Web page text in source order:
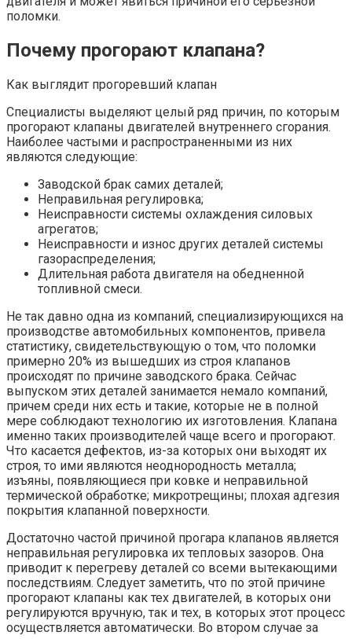
поломки.
Почему прогорают клапана?
Как выглядит прогоревший клапан
Специалисты выделяют целый ряд причин, по которым
прогорают клапаны двигателей внутреннего сгорания.
Наиболее частыми и распространенными из них
являются следующие:
Заводской брак самих деталей;
Неправильная регулировка;
Неисправности системы охлаждения силовых
агрегатов;
Неисправности и износ других деталей системы
газораспределения;
Длительная работа двигателя на обедненной
топливной смеси.
Не так давно одна из компаний, специализирующихся на
производстве автомобильных компонентов, привела
статистику, свидетельствующую о том, что поломки
примерно 20% из вышедших из строя клапанов
происходят по причине заводского брака. Сейчас
выпуском этих деталей занимается немало компаний,
причем среди них есть и такие, которые не в полной
мере соблюдают технологию их изготовления. Клапана
именно таких производителей чаще всего и прогорают.
Что касается дефектов, из-за которых они выходят их
строя, то ими являются неоднородность металла;
изъяны, появляющиеся при ковке и неправильной
термической обработке; микротрещины; плохая адгезия
покрытия клапанной поверхности.
Достаточно частой причиной прогара клапанов является
неправильная регулировка их тепловых зазоров. Она
приводит к перегреву деталей со всеми вытекающими
последствиям. Следует заметить, что по этой причине
прогорают клапаны как тех двигателей, в которых они
регулируются вручную, так и тех, в которых этот процесс
осуществляется автоматически. Во втором случае за